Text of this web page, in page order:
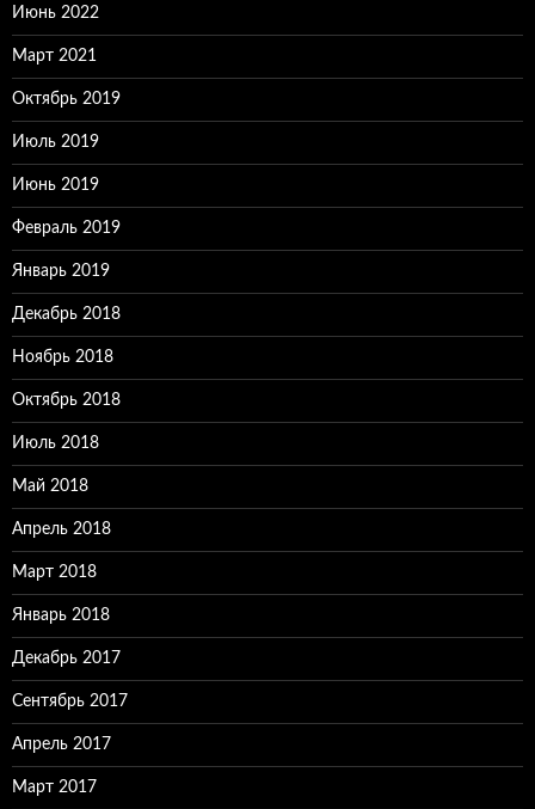
Июнь 2022
Март 2021
Октябрь 2019
Июль 2019
Июнь 2019
Февраль 2019
Январь 2019
Декабрь 2018
Ноябрь 2018
Октябрь 2018
Июль 2018
Май 2018
Апрель 2018
Март 2018
Январь 2018
Декабрь 2017
Сентябрь 2017
Апрель 2017
Март 2017